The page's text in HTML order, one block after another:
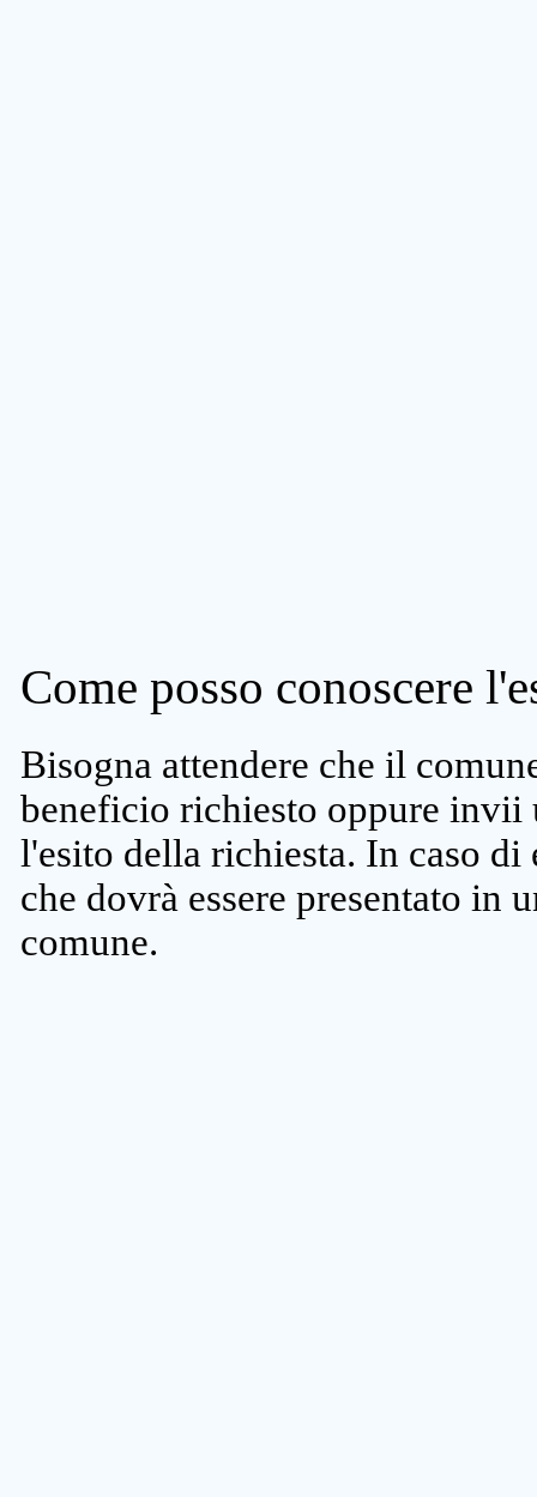
Come posso conoscere
Bisogna attendere che il
beneficio richiesto oppure invii
l'esito della richiesta. In caso
che dovrà essere presentato in
comune.